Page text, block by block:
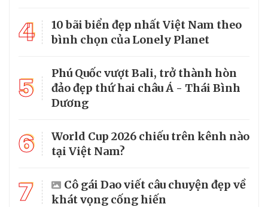
4
10 bãi biển đẹp nhất Việt Nam theo
bình chọn của Lonely Planet
5
Phú Quốc vượt Bali, trở thành hòn
đảo đẹp thứ hai châu Á - Thái Bình
Dương
6
World Cup 2026 chiếu trên kênh nào
tại Việt Nam?
7
Cô gái Dao viết câu chuyện đẹp về
khát vọng cống hiến